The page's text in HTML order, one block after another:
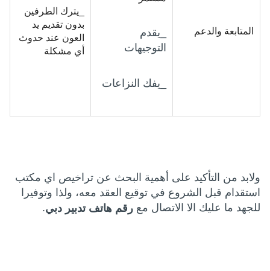
المتابعة والدعم
_يقدم
التوجيهات
_يفك النزاعات
_يترك الطرفين
بدون تقديم يد
العون عند حدوث
أي مشكلة
ولابد من التأكيد على أهمية البحث عن تراخيص اي مكتب
استقدام قبل الشروع في توقيع العقد معه، ولذا وتوفيرا
للجهد ما عليك الا الاتصال مع رقم هاتف تدبير دبي.